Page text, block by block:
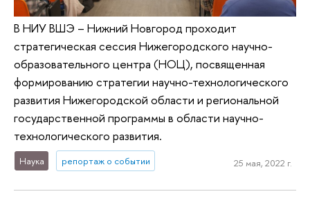
В НИУ ВШЭ – Нижний Новгород проходит
стратегическая сессия Нижегородского научно-
образовательного центра (НОЦ), посвященная
формированию стратегии научно-технологического
развития Нижегородской области и региональной
государственной программы в области научно-
технологического развития.
Наука репортаж о событии 25 мая, 2022 г.